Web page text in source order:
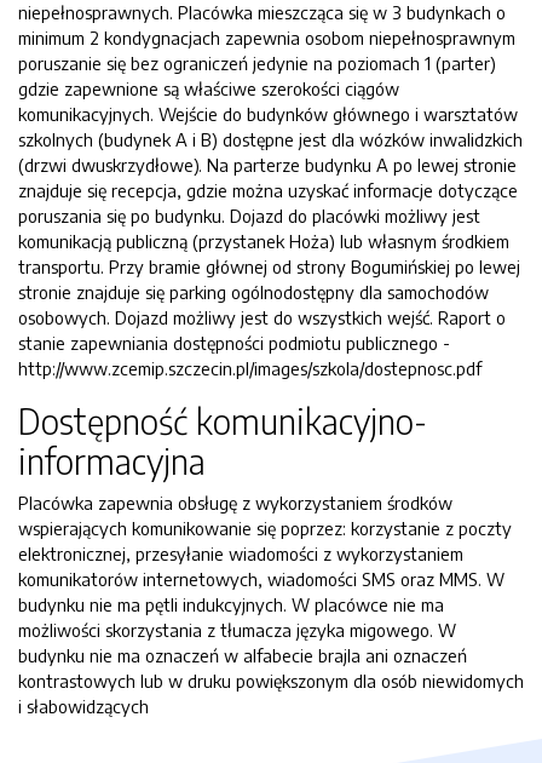
niepełnosprawnych. Placówka mieszcząca się w 3 budynkach o
minimum 2 kondygnacjach zapewnia osobom niepełnosprawnym
poruszanie się bez ograniczeń jedynie na poziomach 1 (parter)
gdzie zapewnione są właściwe szerokości ciągów
komunikacyjnych. Wejście do budynków głównego i warsztatów
szkolnych (budynek A i B) dostępne jest dla wózków inwalidzkich
(drzwi dwuskrzydłowe). Na parterze budynku A po lewej stronie
znajduje się recepcja, gdzie można uzyskać informacje dotyczące
poruszania się po budynku. Dojazd do placówki możliwy jest
komunikacją publiczną (przystanek Hoża) lub własnym środkiem
transportu. Przy bramie głównej od strony Bogumińskiej po lewej
stronie znajduje się parking ogólnodostępny dla samochodów
osobowych. Dojazd możliwy jest do wszystkich wejść. Raport o
stanie zapewniania dostępności podmiotu publicznego -
http://www.zcemip.szczecin.pl/images/szkola/dostepnosc.pdf
Dostępność komunikacyjno-
informacyjna
Placówka zapewnia obsługę z wykorzystaniem środków
wspierających komunikowanie się poprzez: korzystanie z poczty
elektronicznej, przesyłanie wiadomości z wykorzystaniem
komunikatorów internetowych, wiadomości SMS oraz MMS. W
budynku nie ma pętli indukcyjnych. W placówce nie ma
możliwości skorzystania z tłumacza języka migowego. W
budynku nie ma oznaczeń w alfabecie brajla ani oznaczeń
kontrastowych lub w druku powiększonym dla osób niewidomych
i słabowidzących